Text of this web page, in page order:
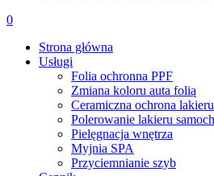
Menu
account
0
Strona główna
Usługi
Folia ochronna PPF
Zmiana koloru auta folią
Ceramiczna ochrona lakieru
Polerowanie lakieru
Pielęgnacja wnętrza
Myjnia SPA
Przyciemnianie szyb